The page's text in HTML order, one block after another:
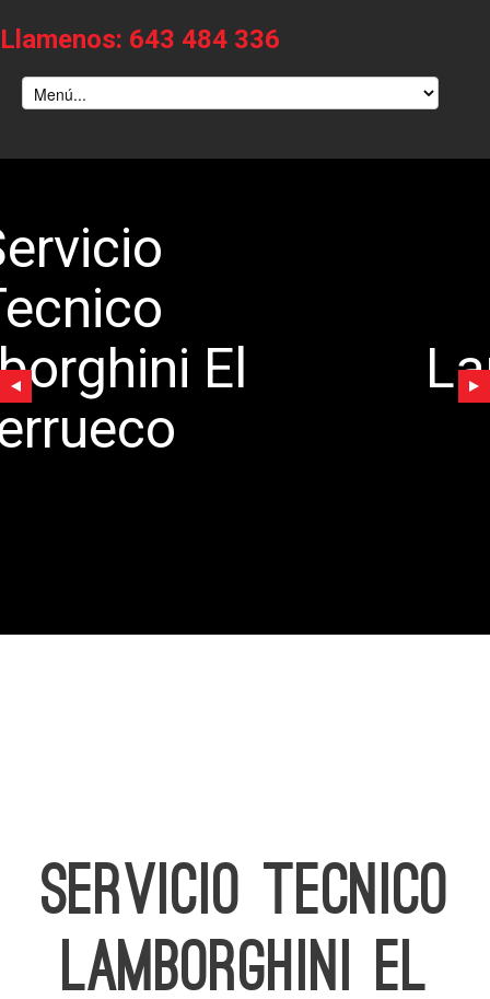
Llamenos: 643 484 336
Servicio
Tecnico
Lamborghini El
Berrueco
SERVICIO TECNICO
LAMBORGHINI EL